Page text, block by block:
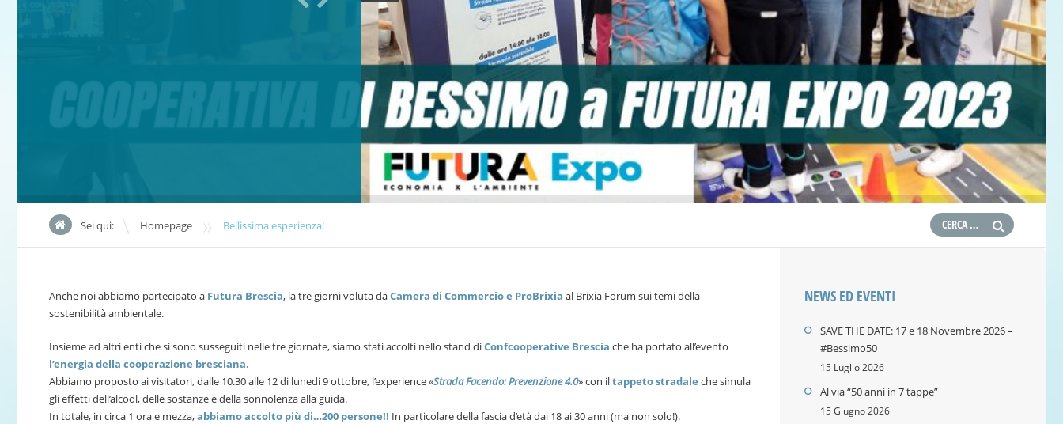
Housing Sociale
Sei qui: Homepage » Bellissima esperienza!
Anche noi abbiamo partecipato a Futura Brescia, la tre giorni voluta daCamera di Commercio e ProBrixia al Brixia Forum sui temi della
sostenibilità ambientale.
Insieme ad altri enti che si sono susseguiti nelle tre giornate, siamo stati accolti nello stand diConfcooperative Brescia che ha portato all’evento
l’energia della cooperazione bresciana.
Abbiamo proposto ai visitatori, dalle 10.30 alle 12 di lunedi 9 ottobre, l’experience «Strada Facendo: Prevenzione 4.0» con iltappeto stradale che simula
gli effetti dell’alcool, delle sostanze e della sonnolenza alla guida.
In totale, in circa 1 ora e mezza,abbiamo accolto più di…200 persone!! In particolare della fascia d’età dai 18 ai 30 anni (ma non solo!).
NEWS ED EVENTI
SAVE THE DATE: 17 e 18 Novembre 2026 –
#Bessimo50
15 Luglio 2026
Al via “50 anni in 7 tappe”
15 Giugno 2026